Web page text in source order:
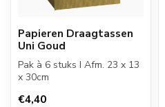
Papieren Draagtassen
Uni Goud
Pak à 6 stuks I Afm. 23 x 13
x 30cm
€4,40